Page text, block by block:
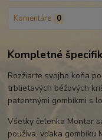
Komentáre 0
Kompletné
Rozžiarte svojho koňa
trblietavých béžových
patentnými gombíkmi s
Všetky čelenka Montar
používa, vďaka gombíku